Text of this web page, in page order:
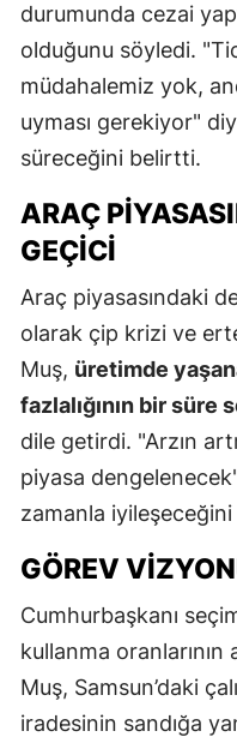
durumunda cezai
olduğunu söyledi.
müdahalemiz yok,
uyması gerekiyor"
süreceğini belirtti.
ARAÇ
GEÇICI
Araç piyasasındaki
olarak çip krizi ve
Muş, üretimde
fazlalığının bir
dile getirdi. "Arzın
piyasa
zamanla
GÖREV
Cumhurbaşkanı
kullanma oranlarının
Muş, Samsun’daki
iradesinin sandığa